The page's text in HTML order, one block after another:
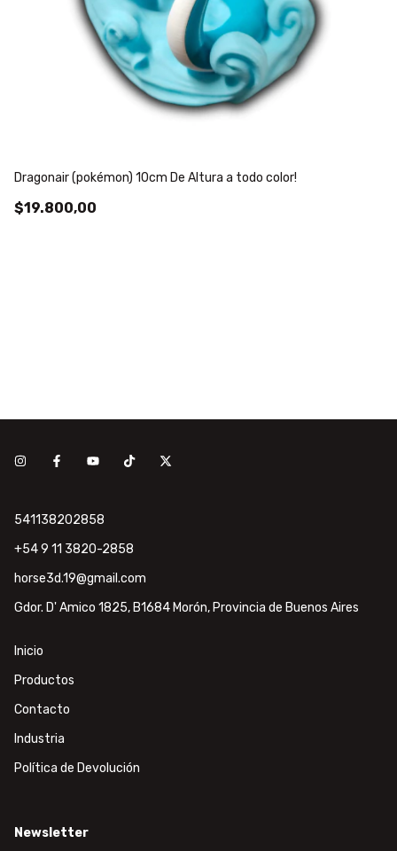
Dragonair (pokémon) 10cm De Altura a todo color!
$19.800,00
541138202858
+54 9 11 3820-2858
horse3d.19@gmail.com
Gdor. D' Amico 1825, B1684 Morón, Provincia de Buenos Aires
Inicio
Productos
Contacto
Industria
Política de Devolución
Newsletter